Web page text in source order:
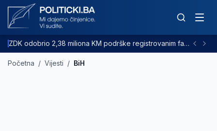
ZDK odobrio 2,38 miliona KM podrške registrovanim farmama goveda
Početna / Vijesti / BiH